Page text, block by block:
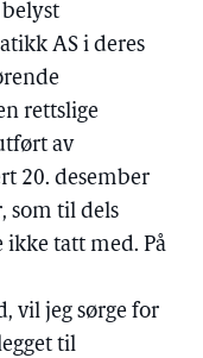
AS i deres
rettslige
av
20. desember
som til dels
tatt med. På
vil jeg sørge for
til